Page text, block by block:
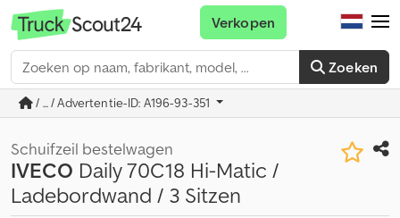
Zoeken
Verkopen
/ ... / Advertentie-ID: A196-93-351
Schuifzeil bestelwagen
IVECO Daily 70C18 Hi-Matic /
Ladebordwand / 3 Sitzen